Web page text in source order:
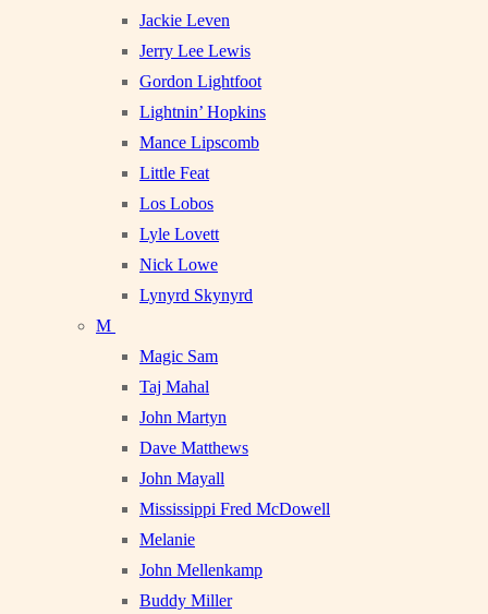
Jackie Leven
Jerry Lee Lewis
Gordon Lightfoot
Lightnin’ Hopkins
Mance Lipscomb
Little Feat
Los Lobos
Lyle Lovett
Nick Lowe
Lynyrd Skynyrd
M
Magic Sam
Taj Mahal
John Martyn
Dave Matthews
John Mayall
Mississippi Fred McDowell
Melanie
John Mellenkamp
Buddy Miller